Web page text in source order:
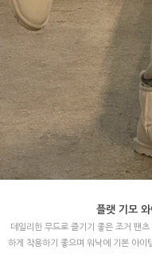
플랫 기모
데일리한 무드로 즐기기 좋은 조거 팬
하게 착용하기 좋으며 워낙에 기본 아이